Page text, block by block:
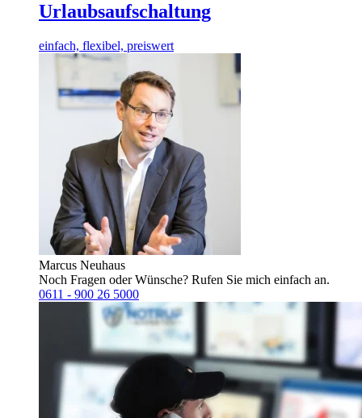
Urlaubsaufschaltung
einfach, flexibel, preiswert
Marcus Neuhaus
Noch Fragen oder Wünsche? Rufen Sie mich einfach an.
0611 - 900 26 5000